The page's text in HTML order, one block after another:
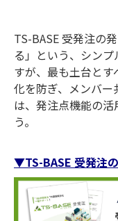
TS-BASE 受発注の
る」という、シン
すが、最も土台と
化を防ぎ、メンバ
は、発注点機能の
う。
▼TS-BASE 受発注